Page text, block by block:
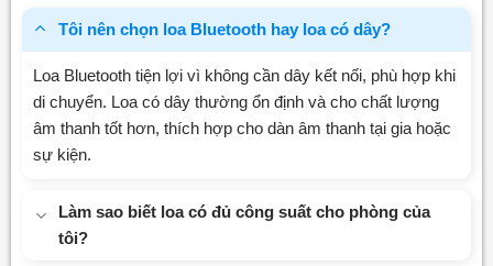
Tôi nên chọn loa Bluetooth hay loa có dây?
Loa Bluetooth tiện lợi vì không cần dây kết nối, phù hợp khi
di chuyển. Loa có dây thường ổn định và cho chất lượng
âm thanh tốt hơn, thích hợp cho dàn âm thanh tại gia hoặc
sự kiện.
Làm sao biết loa có đủ công suất cho phòng của
tôi?